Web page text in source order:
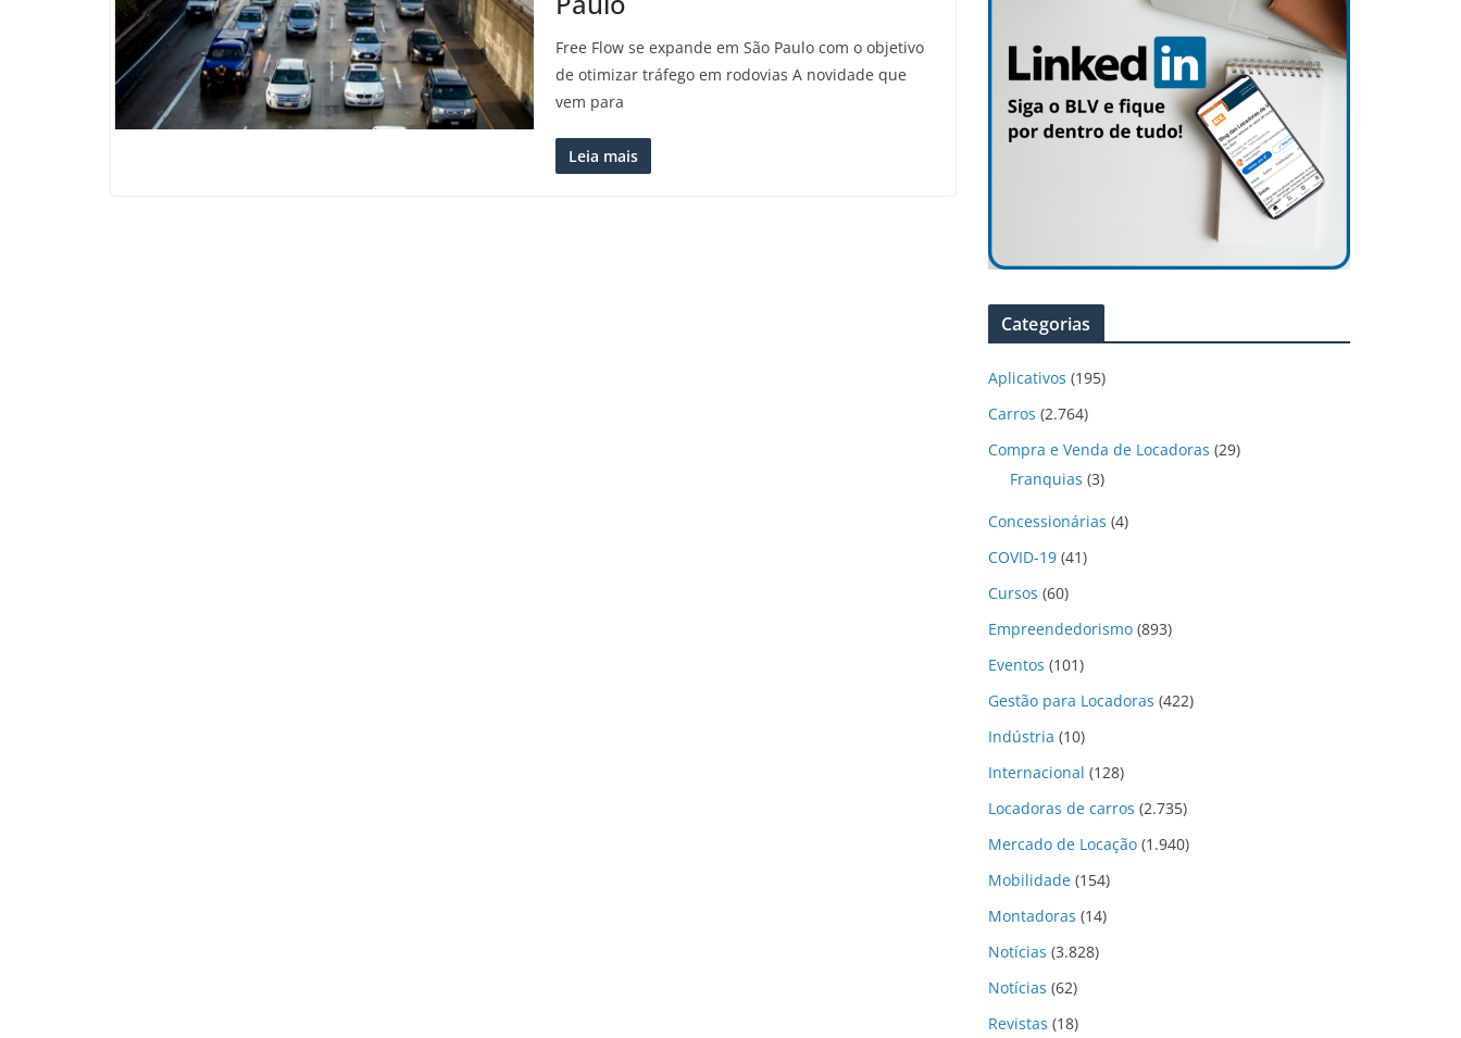
Free Flow se expande em São Paulo com o objetivo
de otimizar tráfego em rodovias A novidade que
vem para
Leia mais
Categorias
Aplicativos (195)
Carros (2.764)
Compra e Venda de Locadoras (29)
Franquias (3)
Concessionárias (4)
COVID-19 (41)
Cursos (60)
Empreendedorismo (893)
Eventos (101)
Gestão para Locadoras (422)
Indústria (10)
Internacional (128)
Locadoras de carros (2.735)
Mercado de Locação (1.940)
Mobilidade (154)
Montadoras (14)
Notícias (3.828)
Notícias (62)
Revistas (18)